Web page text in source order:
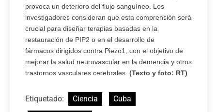
provoca un deterioro del flujo sanguíneo. Los
investigadores consideran que esta comprensión será
crucial para diseñar terapias basadas en la
restauración de PIP2 o en el desarrollo de
fármacos dirigidos contra Piezo1, con el objetivo de
mejorar la salud neurovascular en la demencia y otros
trastornos vasculares cerebrales. (Texto y foto: RT)
Etiquetado: Ciencia
Cuba